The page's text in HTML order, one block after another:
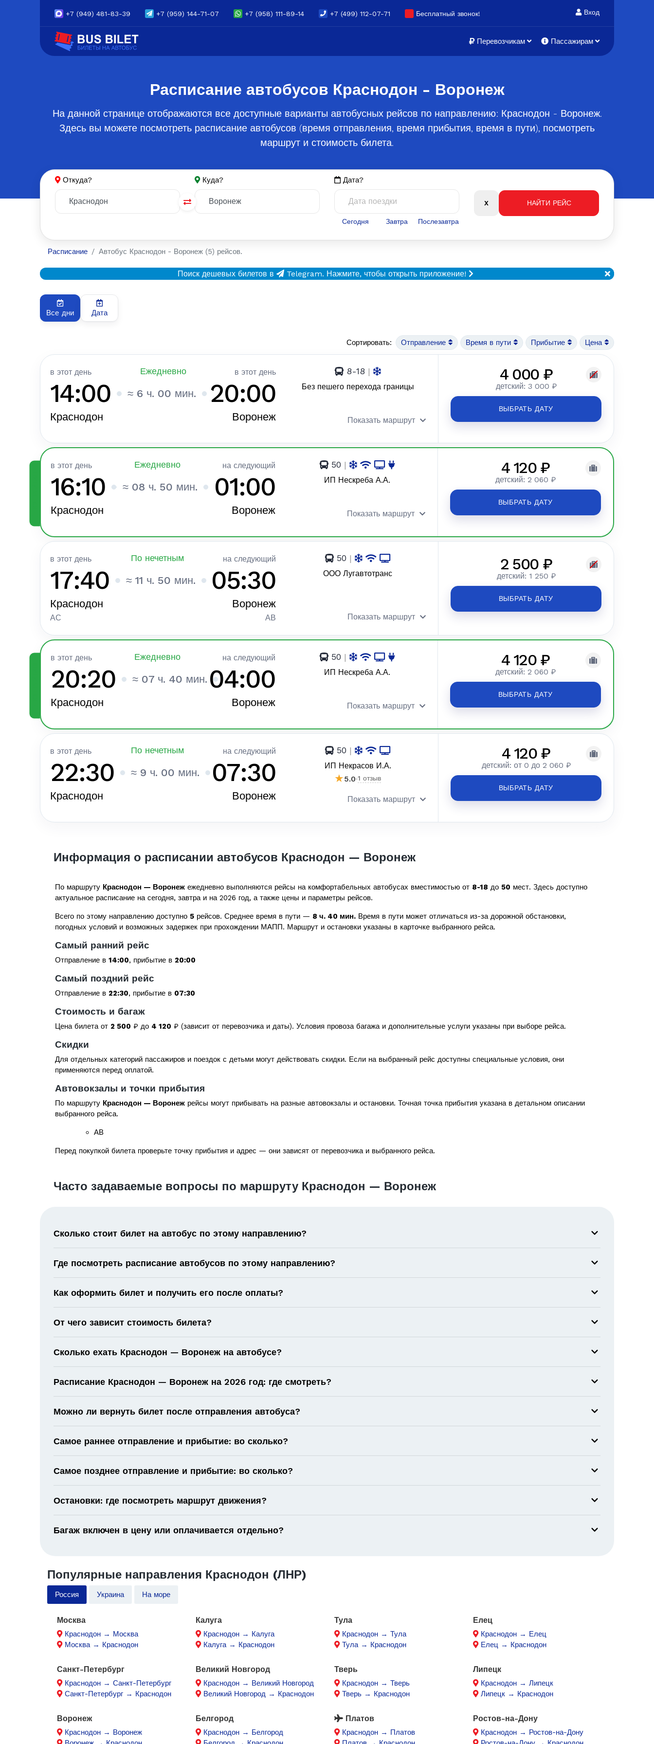
+7 (949) 481-83-39 +7 (959) 144-71-07 +7 (958) 111-89-14 +7 (499) 112-07-71 Бесплатный звонок! Вход
Перевозчикам Пассажирам
Расписание автобусов Краснодон - Воронеж
На данной странице отображаются все доступные варианты автобусных рейсов по направлению: Краснодон - Воронеж.
Здесь вы можете посмотреть расписание автобусов (время отправления, время прибытия, время в пути), посмотреть
маршрут и стоимость билета.
Откуда? Куда? Дата?
Сегодня Завтра Послезавтра
Расписание Автобус Краснодон - Воронеж (5) рейсов.
Поиск дешевых билетов в Telegram. Нажмите, чтобы открыть приложение!
Все дни Дата
Сортировать: Отправление Время в пути Прибытие Цена
в этот день Ежедневно в этот день
14:00 ≈ 6 ч. 00 мин. 20:00
Краснодон Воронеж
8-18 |
Без пешего перехода границы
Показать маршрут
4 000 ₽
детский: 3 000 ₽
ВЫБРАТЬ ДАТУ
в этот день Ежедневно на следующий
16:10 ≈ 08 ч. 50 мин. 01:00
Краснодон Воронеж
50 |
ИП Нескреба А.А.
Показать маршрут
4 120 ₽
детский: 2 060 ₽
ВЫБРАТЬ ДАТУ
в этот день По нечетным на следующий
17:40 ≈ 11 ч. 50 мин. 05:30
Краснодон Воронеж
АС АВ
50 |
ООО Лугавтотранс
Показать маршрут
2 500 ₽
детский: 1 250 ₽
ВЫБРАТЬ ДАТУ
в этот день Ежедневно на следующий
20:20 ≈ 07 ч. 40 мин. 04:00
Краснодон Воронеж
50 |
ИП Нескреба А.А.
Показать маршрут
4 120 ₽
детский: 2 060 ₽
ВЫБРАТЬ ДАТУ
в этот день По нечетным на следующий
22:30 ≈ 9 ч. 00 мин. 07:30
Краснодон Воронеж
50 |
ИП Некрасов И.А.
★5.0·1 отзыв
Показать маршрут
4 120 ₽
детский: от 0 до 2 060 ₽
ВЫБРАТЬ ДАТУ
Информация о расписании автобусов Краснодон — Воронеж
По маршруту Краснодон — Воронеж ежедневно выполняются рейсы на комфортабельных автобусах вместимостью от 8-18 до 50 мест. Здесь доступно
актуальное расписание на сегодня, завтра и на 2026 год, а также цены и параметры рейсов.
Всего по этому направлению доступно 5 рейсов. Среднее время в пути — 8 ч. 40 мин. Время в пути может отличаться из-за дорожной обстановки,
погодных условий и возможных задержек при прохождении МАПП. Маршрут и остановки указаны в карточке выбранного рейса.
Самый ранний рейс
Отправление в 14:00, прибытие в 20:00
Самый поздний рейс
Отправление в 22:30, прибытие в 07:30
Стоимость и багаж
Цена билета от 2 500 ₽ до 4 120 ₽ (зависит от перевозчика и даты). Условия провоза багажа и дополнительные услуги указаны при выборе рейса.
Скидки
Для отдельных категорий пассажиров и поездок с детьми могут действовать скидки. Если на выбранный рейс доступны специальные условия, они
применяются перед оплатой.
Автовокзалы и точки прибытия
По маршруту Краснодон — Воронеж рейсы могут прибывать на разные автовокзалы и остановки. Точная точка прибытия указана в детальном описании
выбранного рейса.
АВ
Перед покупкой билета проверьте точку прибытия и адрес — они зависят от перевозчика и выбранного рейса.
Часто задаваемые вопросы по маршруту Краснодон — Воронеж
Сколько стоит билет на автобус по этому направлению?
Где посмотреть расписание автобусов по этому направлению?
Как оформить билет и получить его после оплаты?
От чего зависит стоимость билета?
Сколько ехать Краснодон — Воронеж на автобусе?
Расписание Краснодон — Воронеж на 2026 год: где смотреть?
Можно ли вернуть билет после отправления автобуса?
Самое раннее отправление и прибытие: во сколько?
Самое позднее отправление и прибытие: во сколько?
Остановки: где посмотреть маршрут движения?
Багаж включен в цену или оплачивается отдельно?
Популярные направления Краснодон (ЛНР)
Россия Украина На море
Москва
Краснодон → Москва
Москва → Краснодон
Калуга
Краснодон → Калуга
Калуга → Краснодон
Тула
Краснодон → Тула
Тула → Краснодон
Елец
Краснодон → Елец
Елец → Краснодон
Санкт-Петербург
Краснодон → Санкт-Петербург
Санкт-Петербург → Краснодон
Великий Новгород
Краснодон → Великий Новгород
Великий Новгород → Краснодон
Тверь
Краснодон → Тверь
Тверь → Краснодон
Липецк
Краснодон → Липецк
Липецк → Краснодон
Воронеж
Краснодон → Воронеж
Белгород
Краснодон → Белгород
Платов
Краснодон → Платов
Ростов-на-Дону
Краснодон → Ростов-на-Дону